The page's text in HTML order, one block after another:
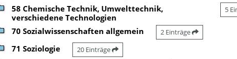
58 Chemische Technik, Umwelttechnik,
verschiedene Technologien
5
70 Sozialwissenschaften allgemein 2 Einträge
71 Soziologie 20 Einträge